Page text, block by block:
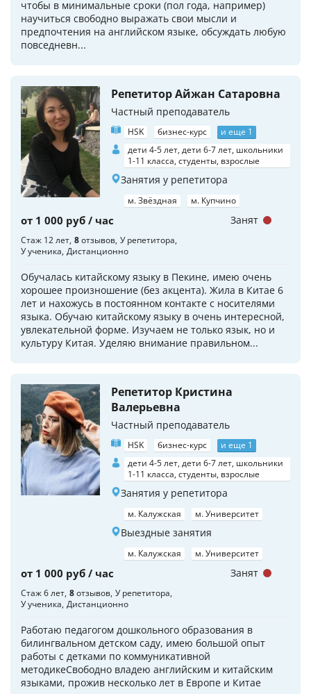
чтобы в минимальные сроки (пол года, например)
научиться свободно выражать свои мысли и
предпочтения на английском языке, обсуждать любую
повседневн...
Репетитор Айжан Сатаровна
Частный преподаватель
HSK бизнес-курс
и еще 1
дети 4-5 лет, дети 6-7 лет, школьники
1-11 класса, студенты, взрослые
Занятия у репетитора
м. Звёздная м. Купчино
от 1 000 руб / час
Стаж 12 лет 8отзывов У репетитора
У ученика Дистанционно
Обучалась китайскому языку в Пекине, имею очень
хорошее произношение (без акцента). Жила в Китае 6
лет и нахожусь в постоянном контакте с носителями
языка. Обучаю китайскому языку в очень интересной,
увлекательной форме. Изучаем не только язык, но и
культуру Китая. Уделяю внимание правильном...
Занят
Репетитор Кристина
Валерьевна
Частный преподаватель
HSK бизнес-курс
и еще 1
дети 4-5 лет, дети 6-7 лет, школьники
1-11 класса, студенты, взрослые
Занятия у репетитора
м. Калужская м. Университет
Выездные занятия
м. Калужская м. Университет
от 1 000 руб / час
Стаж 6 лет 8отзывов У репетитора
У ученика Дистанционно
Работаю педагогом дошкольного образования в
билингвальном детском саду, имею большой опыт
работы с детками по коммуникативной
методикеСвободно владею английским и китайским
языками, прожив несколько лет в Европе и Китае
Занят